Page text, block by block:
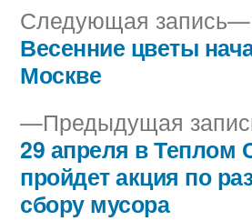
Навигация
записям
Предыдущая
29 апреля в Теплом
пройдет акция по
сбору мусора
Следующая запись
Весенние цветы
Москве